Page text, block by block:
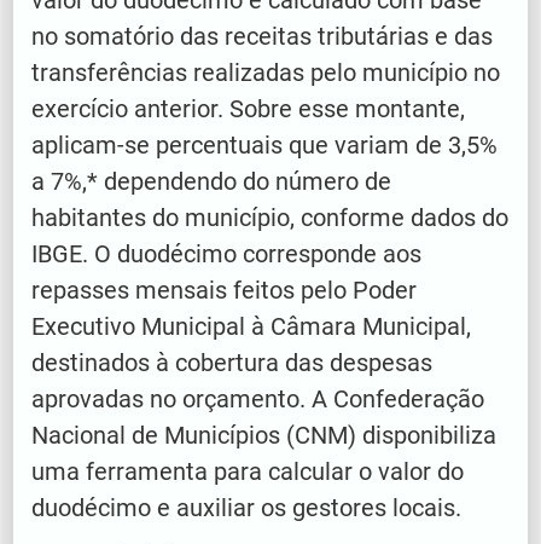
no somatório das receitas tributárias e das
transferências realizadas pelo município no
exercício anterior. Sobre esse montante,
aplicam-se percentuais que variam de 3,5%
a 7%,* dependendo do número de
habitantes do município, conforme dados do
IBGE. O duodécimo corresponde aos
repasses mensais feitos pelo Poder
Executivo Municipal à Câmara Municipal,
destinados à cobertura das despesas
aprovadas no orçamento. A Confederação
Nacional de Municípios (CNM) disponibiliza
uma ferramenta para calcular o valor do
duodécimo e auxiliar os gestores locais.